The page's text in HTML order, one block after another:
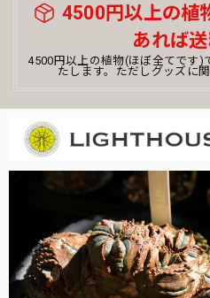
4500円以上の植
あれば
4500円以上の植物(ほぼ全てです)
たします。ただしグッズに
まん丸 オベサ /
2026/03/12
オベサ初心者です。コメントを
包もしっかりとされていて、土
またすぐ解きたくなりそうです
この度はお買い上げ頂
ました！ビギナー様ウ
ど、ご不明な点がござ
し付けくださいませ。